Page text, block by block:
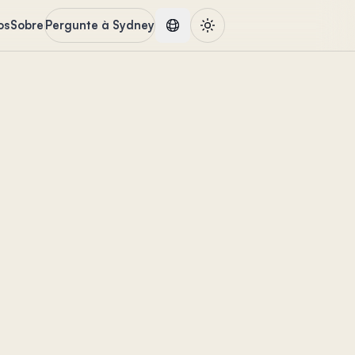
SobrePergunte à Sydney